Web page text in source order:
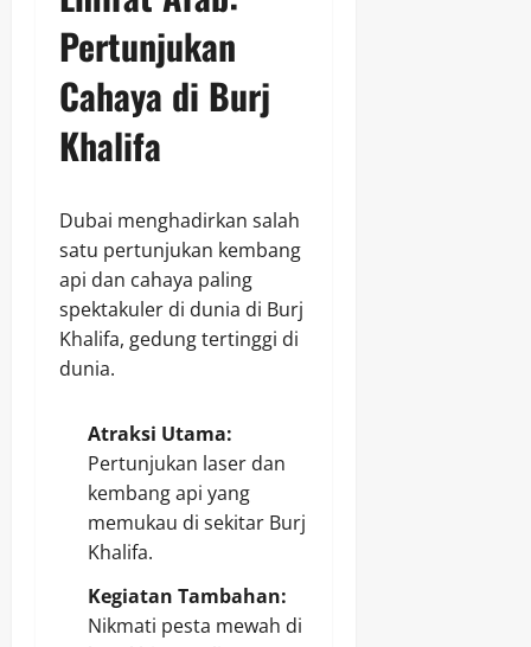
Pertunjukan
Cahaya di Burj
Khalifa
Dubai menghadirkan salah
satu pertunjukan kembang
api dan cahaya paling
spektakuler di dunia di Burj
Khalifa, gedung tertinggi di
dunia.
Atraksi Utama:
Pertunjukan laser dan
kembang api yang
memukau di sekitar Burj
Khalifa.
Kegiatan Tambahan:
Nikmati pesta mewah di